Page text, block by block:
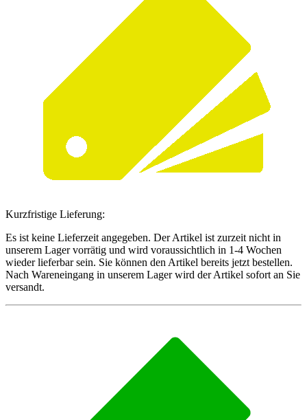
Kurzfristige Lieferung:
Es ist keine Lieferzeit angegeben. Der Artikel ist zurzeit nicht in
unserem Lager vorrätig und wird voraussichtlich in 1-4 Wochen
wieder lieferbar sein. Sie können den Artikel bereits jetzt bestellen.
Nach Wareneingang in unserem Lager wird der Artikel sofort an Sie
versandt.